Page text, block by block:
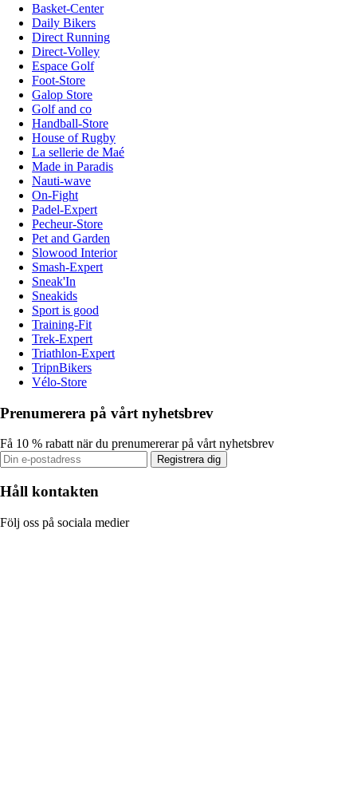
Basket-Center
Daily Bikers
Direct Running
Direct-Volley
Espace Golf
Foot-Store
Galop Store
Golf and co
Handball-Store
House of Rugby
La sellerie de Maé
Made in Paradis
Nauti-wave
On-Fight
Padel-Expert
Pecheur-Store
Pet and Garden
Slowood Interior
Smash-Expert
Sneak'In
Sneakids
Sport is good
Training-Fit
Trek-Expert
Triathlon-Expert
TripnBikers
Vélo-Store
Prenumerera på vårt nyhetsbrev
Få 10 % rabatt när du prenumererar på vårt nyhetsbrev
Registrera dig
Håll kontakten
Följ oss på sociala medier